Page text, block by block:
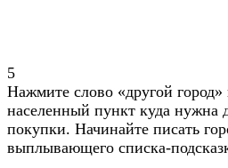
5
Нажмите слово «другой
населенный пункт куда нужна
покупки. Начинайте писать
выплывающего списка-